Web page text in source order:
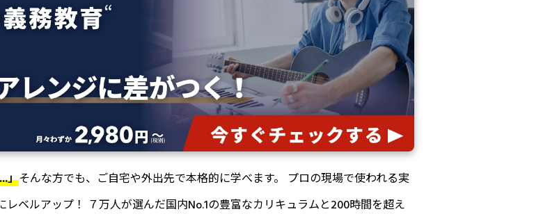
」そんな方でも、ご自宅や外出先で本格的に学べます。 プロの現場で使われる実
ベルアップ！ ７万人が選んだ国内No.1の豊富なカリキュラムと200時間を超え